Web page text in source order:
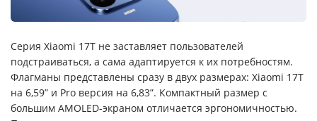
Серия Xiaomi 17T не заставляет пользователей
подстраиваться, а сама адаптируется к их потребностям.
Флагманы представлены сразу в двух размерах: Xiaomi 17T
на 6,59” и Pro версия на 6,83”. Компактный размер с
большим AMOLED-экраном отличается эргономичностью.